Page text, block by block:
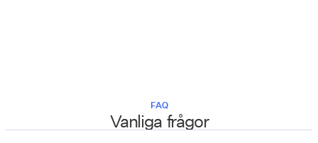
FAQ
Vanliga frågor